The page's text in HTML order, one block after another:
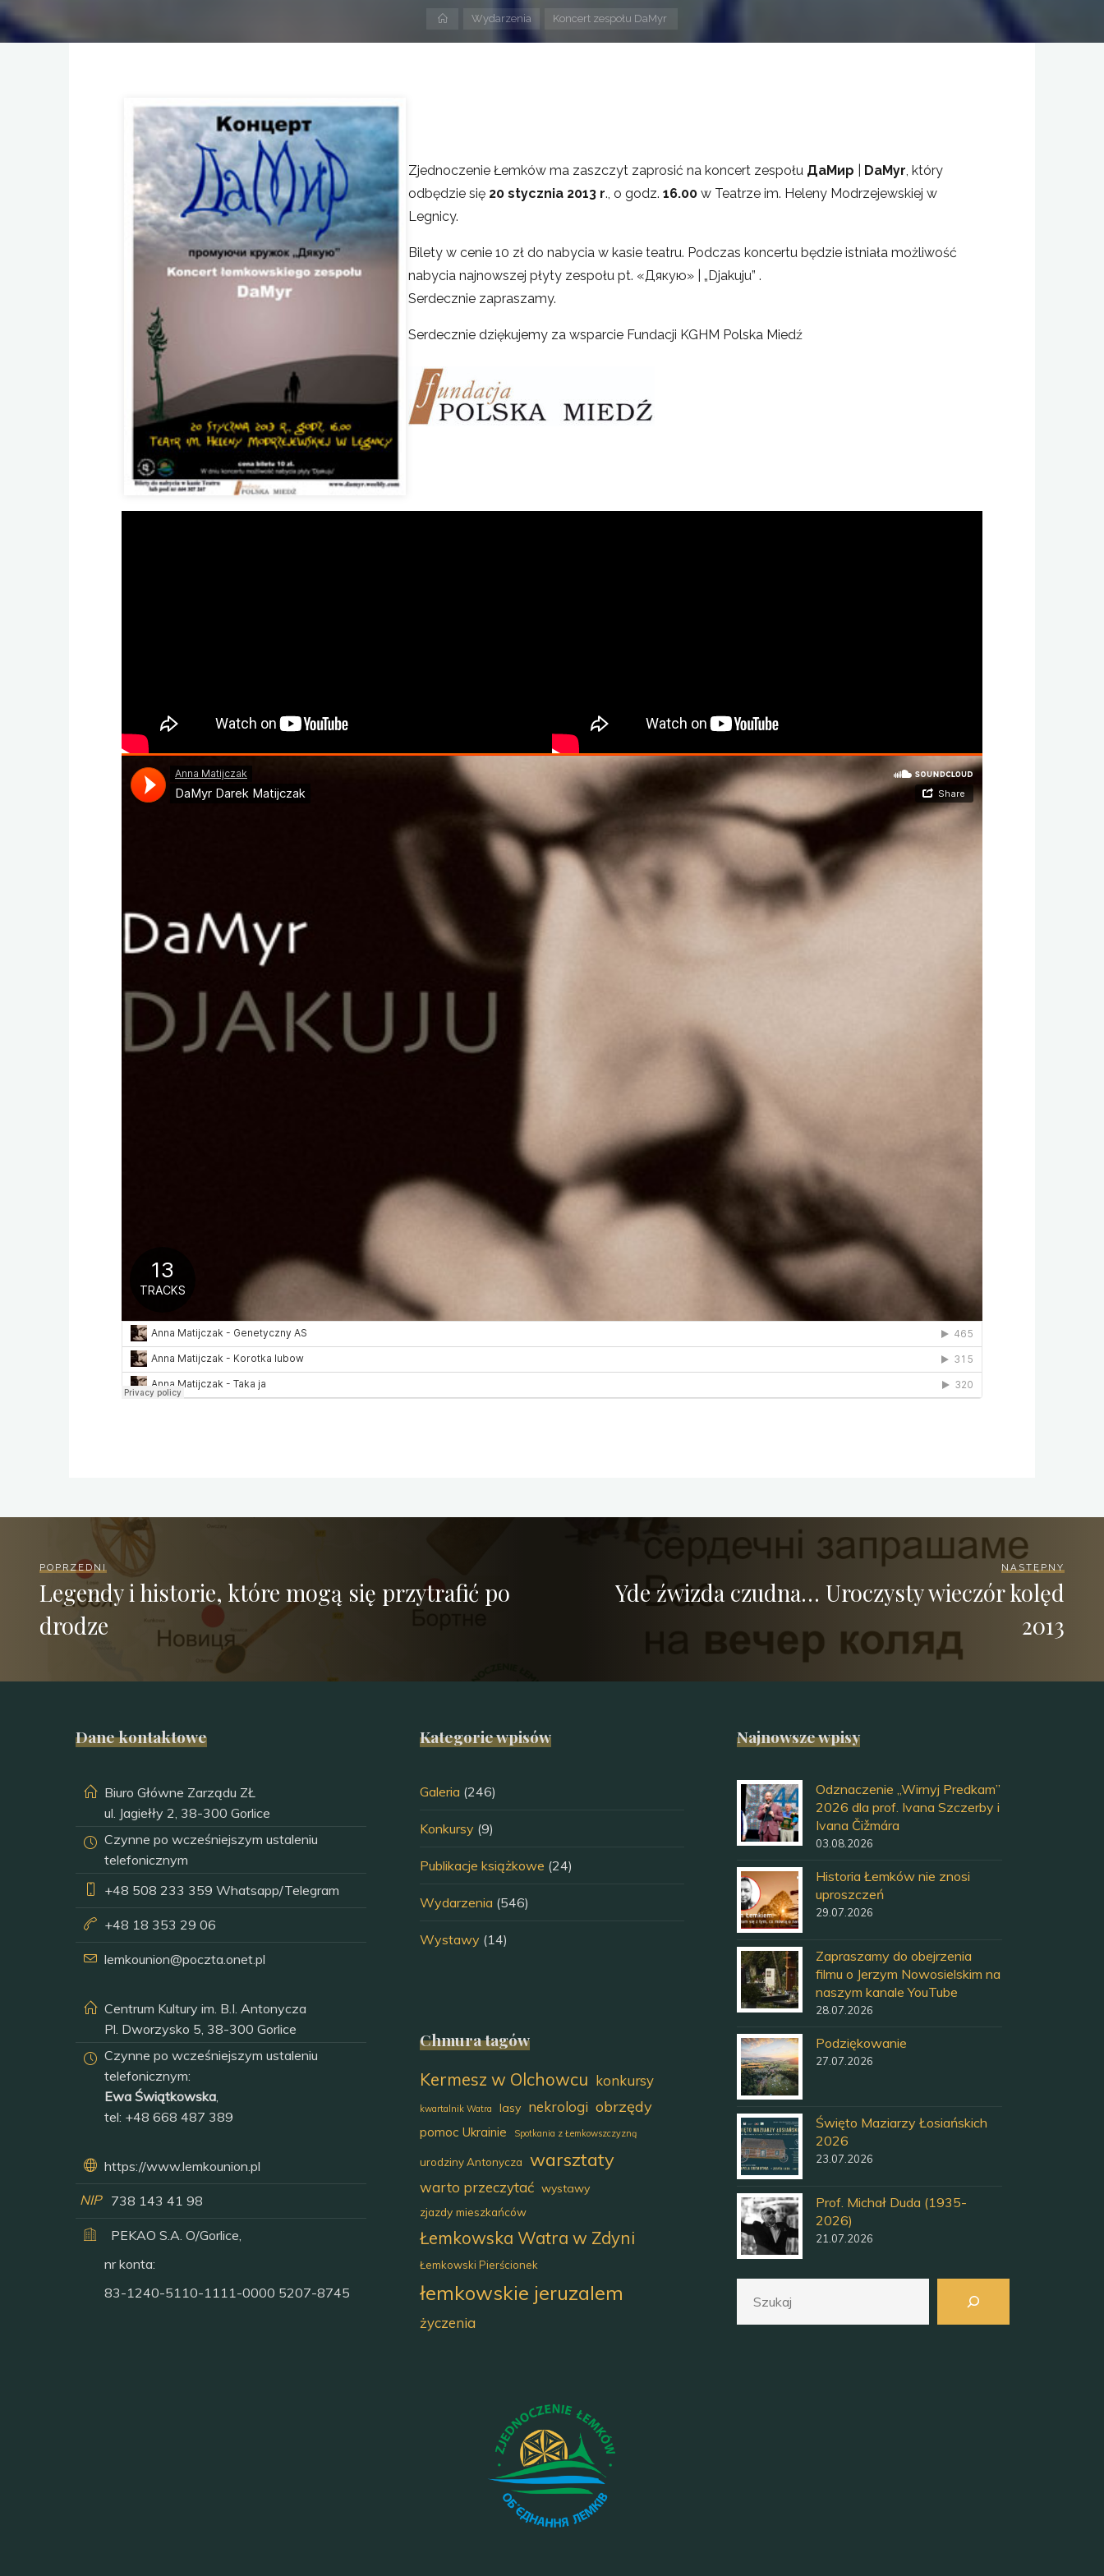
StronaWydarzenia Koncert zespołu DaMyr
Zjednoczenie Łemków ma zaszczyt zaprosić na koncert zespołu ДаМир DaMyr, który
odbędzie się 20 stycznia 2013 r., o godz.16.00 w Teatrze im. Heleny Modrzejewskiej w
Legnicy.
Bilety w cenie 10 zł do nabycia w kasie teatru. Podczas koncertu będzie istniała możliwość
nabycia najnowszej płyty zespołu pt. «Дякую» | „Djakuju” .
Serdecznie zapraszamy.
Serdecznie dziękujemy za wsparcie Fundacji KGHM Polska Miedź
POPRZEDNI
Legendy i historie, które mogą się przytrafić po
drodze
NASTĘPNY
Yde źwizda czudna… Uroczysty wieczór kolęd
2013
Dane kontaktowe
Biuro Główne Zarządu ZŁ
ul. Jagiełły 2, 38-300 Gorlice
Czynne po wcześniejszym ustaleniu
telefonicznym
+48 508 233 359 Whatsapp/Telegram
+48 18 353 29 06
lemkounion@poczta.onet.pl
Centrum Kultury im. B.I. Antonycza
Pl. Dworzysko 5, 38-300 Gorlice
Czynne po wcześniejszym ustaleniu
telefonicznym:
Ewa Świątkowska,
tel: +48 668 487 389
https://www.lemkounion.pl
NIP 738 143 41 98
PEKAO S.A. O/Gorlice,
nr konta:
83-1240-5110-1111-0000 5207-8745
Kategorie wpisów
Galeria (246)
Konkursy (9)
Publikacje książkowe (24)
Wydarzenia (546)
Wystawy (14)
Chmura tagów
Kermesz w Olchowcu konkursy
kwartalnik Watra lasy nekrologi obrzędy
pomoc Ukrainie Spotkania z Łemkowszczyzną
urodziny Antonycza warsztaty
warto przeczytać wystawy
zjazdy mieszkańców
Łemkowska Watra w Zdyni
Łemkowski Pierścionek
łemkowskie jeruzalem
życzenia
Najnowsze wpisy
Odznaczenie „Wirnyj Predkam”
2026 dla prof. Ivana Szczerby i
Ivana Čižmára
03.08.2026
Historia Łemków nie znosi
uproszczeń
29.07.2026
Zapraszamy do obejrzenia
filmu o Jerzym Nowosielskim na
naszym kanale YouTube
28.07.2026
Podziękowanie
27.07.2026
Święto Maziarzy Łosiańskich
2026
23.07.2026
Prof. Michał Duda (1935-
2026)
21.07.2026